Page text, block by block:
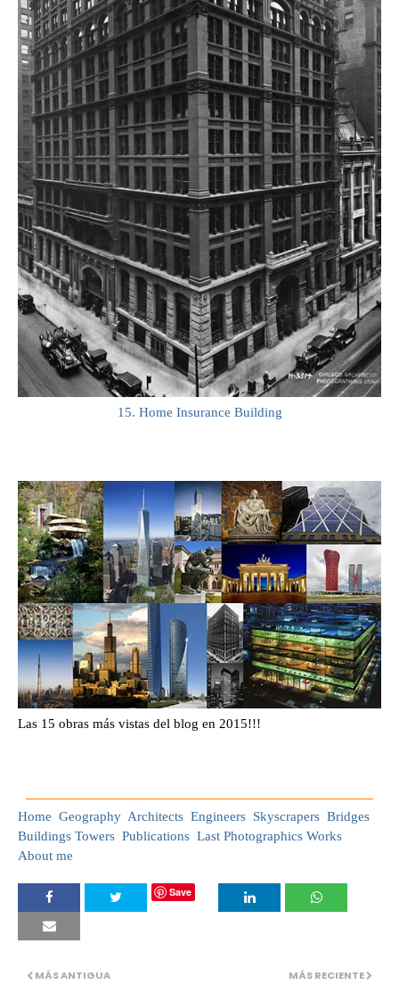
15. Home Insurance Building
Las 15 obras más vistas del blog en 2015!!!
Home Geography Architects Engineers Skyscrapers Bridges
Buildings Towers Publications Last Photographics Works
About me
Save
MÁS RECIENTE
MÁS ANTIGUA